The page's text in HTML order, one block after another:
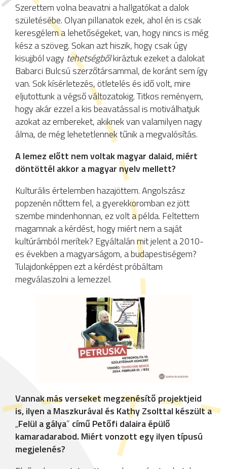
Szerettem volna beavatni a hallgatókat a dalok
születésébe. Olyan pillanatok ezek, ahol én is csak
keresgélem a lehetőségeket, van, hogy nincs is még
kész a szöveg. Sokan azt hiszik, hogy csak úgy
kisujjból vagy tehetségbőlkiráztuk ezeket a dalokat
Babarci Bulcsú szerzőtársammal, de koránt sem így
van. Sok kísérletezés, ötletelés és idő volt, mire
eljutottunk a végső változatokig. Titkos reményem,
hogy akár ezzel a kis beavatással is motiválhatjuk
azokat az embereket, akiknek van valamilyen nagy
álma, de még lehetetlennek tűnik a megvalósítás.
A lemez előtt nem voltak magyar dalaid, miért
döntöttél akkor a magyar nyelv mellett?
Kulturális értelemben hazajöttem. Angolszász
popzenén nőttem fel, a gyerekkoromban ez jött
szembe mindenhonnan, ez volt a példa. Feltettem
magamnak a kérdést, hogy miért nem a saját
kultúrámból merítek? Egyáltalán mit jelent a 2010-
es években a magyarságom, a budapestiségem?
Tulajdonképpen ezt a kérdést próbáltam
megválaszolni a lemezzel.
Vannak más verseket megzenésítő projektjeid
is, ilyen a Maszkurával és Kathy Zsolttal készült a
„Felül a gálya” című Petőfi dalaira épülő
kamaradarabod. Miért vonzott egy ilyen típusú
megjelenés?